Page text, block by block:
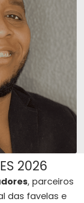
2026
, parceiros
das favelas e